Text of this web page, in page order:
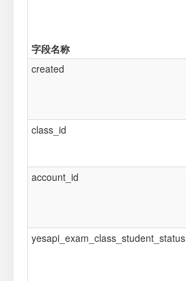
字段名称
created
class_id
account_id
yesapi_exam_class_student_status